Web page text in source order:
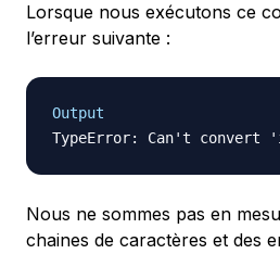
Lorsque nous exécutons ce
l’erreur suivante :
Output
Nous ne sommes pas en
chaines de caractères et des